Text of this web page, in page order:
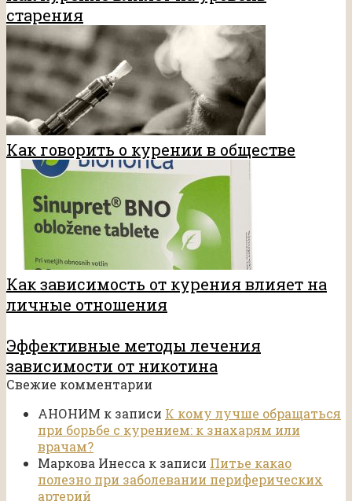
старения
Как говорить о курении в обществе
Как зависимость от курения влияет на
личные отношения
Эффективные методы лечения
зависимости от никотина
Свежие комментарии
АНОНИМ к записи К кому лучше обращаться
при борьбе с курением: к знахарям или
врачам?
Маркова Инесса к записи Питье какао
полезно при заболевании периферических
артерий